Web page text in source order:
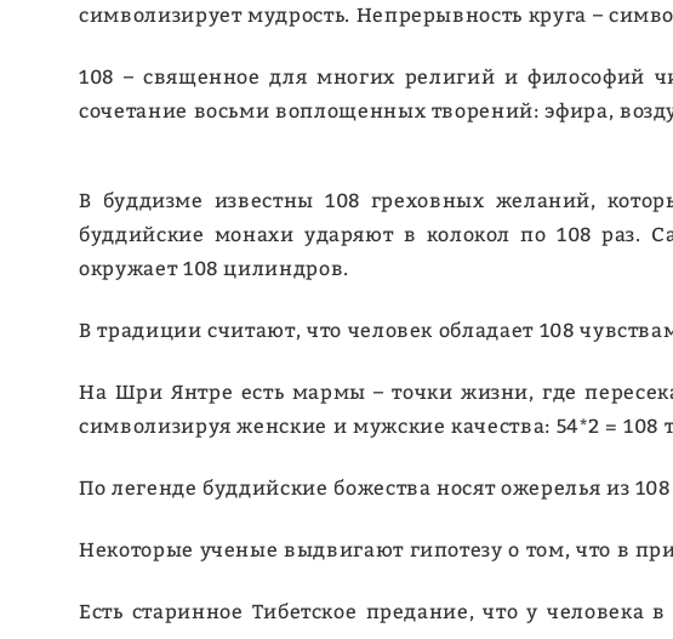
символизирует мудрость. Непрерывность круга –
108 – священное для многих религий и философий
сочетание восьми воплощенных творений: эфира,
В буддизме известны 108 греховных желаний,
буддийские монахи ударяют в колокол по 108 раз.
окружает 108 цилиндров.
В традиции считают, что человек обладает 108
На Шри Янтре есть мармы – точки жизни, где
символизируя женские и мужские качества: 54*2 =
По легенде буддийские божества носят ожерелья из
Некоторые ученые выдвигают гипотезу о том, что в
Есть старинное Тибетское предание, что у человека